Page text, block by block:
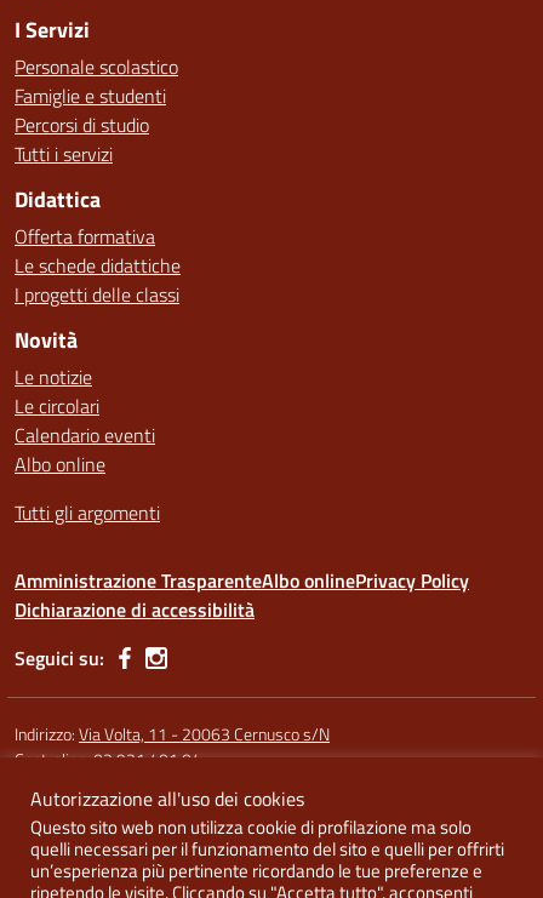
I Servizi
Personale scolastico
Famiglie e studenti
Percorsi di studio
Tutti i servizi
Didattica
Offerta formativa
Le schede didattiche
I progetti delle classi
Novità
Le notizie
Le circolari
Calendario eventi
Albo online
Tutti gli argomenti
Amministrazione TrasparenteAlbo onlinePrivacy Policy
Dichiarazione di accessibilità
Seguici su:
Indirizzo:Via Volta, 11 - 20063 Cernusco s/N
Centralino:02 921 401 04
Codice fiscale: 91587340158
Codice meccanografico:MIRI10300X (sede Argentia) - MIRI10302L
(sede di Cernusco) - MIRI10303N (Melzo)
Autorizzazione all'uso dei cookies
Questo sito web non utilizza cookie di profilazione ma solo
quelli necessari per il funzionamento del sito e quelli per offrirti
un’esperienza più pertinente ricordando le tue preferenze e